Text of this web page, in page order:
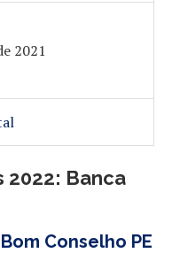
2021
2022: Banca
Conselho PE